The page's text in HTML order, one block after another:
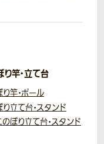
り竿・立て台
り竿・ポール
り立て台・スタンド
のぼり立て台・スタンド